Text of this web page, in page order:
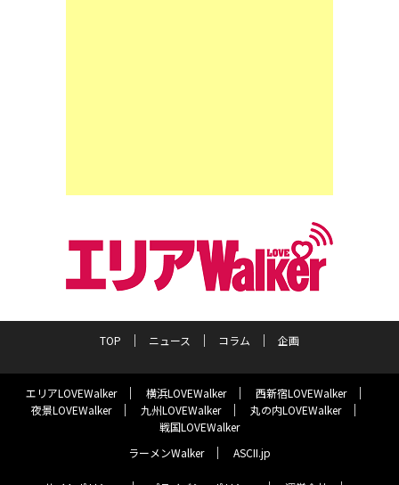
TOP ニュース コラム 企画
エリアLOVEWalker 横浜LOVEWalker
西新宿LOVEWalker
夜景LOVEWalker
九州LOVEWalker
丸の内LOVEWalker
戦国LOVEWalker
ラーメンWalker
ASCII.jp